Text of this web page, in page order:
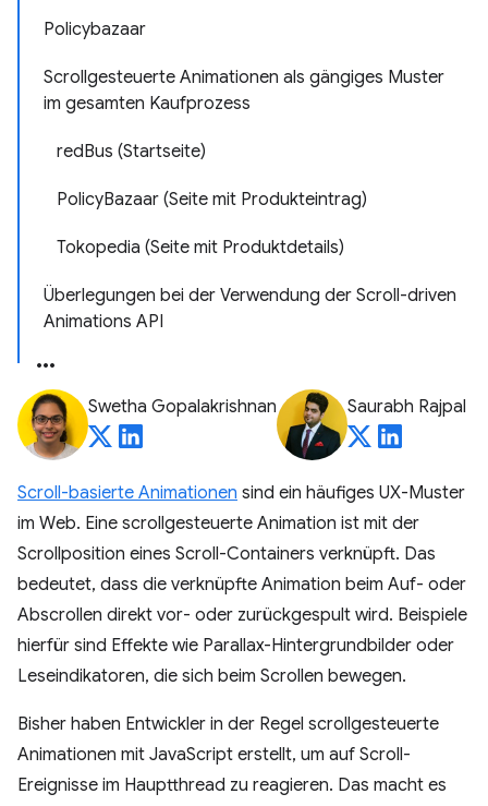
Policybazaar
Scrollgesteuerte Animationen als gängiges Muster
im gesamten Kaufprozess
redBus (Startseite)
PolicyBazaar (Seite mit Produkteintrag)
Tokopedia (Seite mit Produktdetails)
Überlegungen bei der Verwendung der Scroll-driven
Animations API
Swetha Gopalakrishnan Saurabh Rajpal
Scroll-basierte Animationen sind ein häufiges UX-Muster
im Web. Eine scrollgesteuerte Animation ist mit der
Scrollposition eines Scroll-Containers verknüpft. Das
bedeutet, dass die verknüpfte Animation beim Auf- oder
Abscrollen direkt vor- oder zurückgespult wird. Beispiele
hierfür sind Effekte wie Parallax-Hintergrundbilder oder
Leseindikatoren, die sich beim Scrollen bewegen.
Bisher haben Entwickler in der Regel scrollgesteuerte
Animationen mit JavaScript erstellt, um auf Scroll-
Ereignisse im Hauptthread zu reagieren. Das macht es